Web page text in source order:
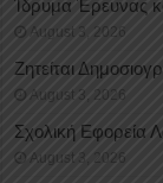
Ίδρυμα Έρευνας
August 3, 2026
Ζητείται
August 3, 2026
Σχολική Εφορεία
August 3, 2026